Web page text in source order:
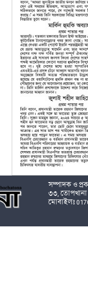
সম্পাদক ও
৩৩, তোপখানা
মোবাইলঃ